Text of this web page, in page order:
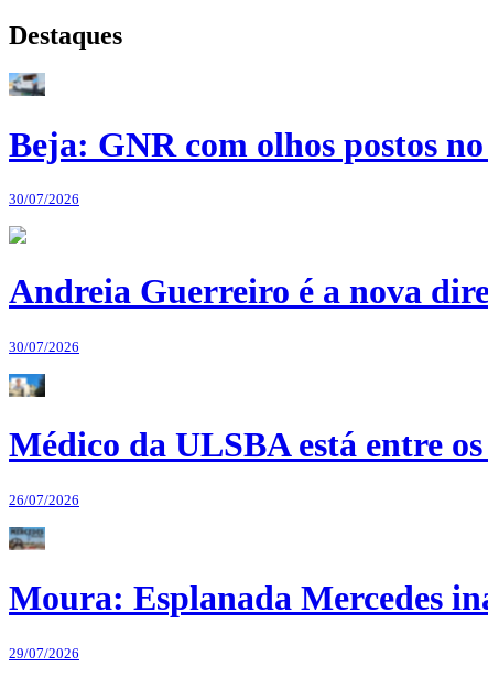
Destaques
Beja: GNR com olhos postos
30/07/2026
Andreia Guerreiro é a nova
30/07/2026
Médico da ULSBA está entre
26/07/2026
Moura: Esplanada Mercedes
29/07/2026